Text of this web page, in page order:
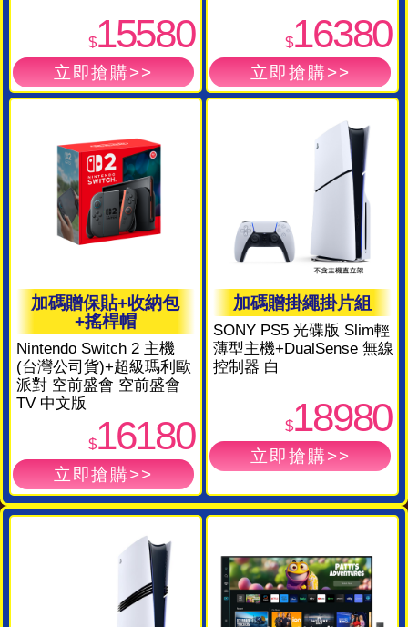
$15580 $16380
加碼贈保貼+收納包
+搖桿帽
Nintendo Switch 2 主機
(台灣公司貨)+超級瑪利歐
派對 空前盛會 空前盛會
TV 中文版
$16180
加碼贈掛繩掛片組
SONY PS5 光碟版 Slim輕
薄型主機+DualSense 無線
控制器 白
$18980